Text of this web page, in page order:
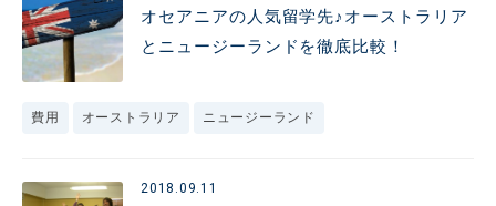
オセアニアの人気留学先♪オーストラリア
とニュージーランドを徹底比較！
費用 オーストラリア ニュージーランド
2018.09.11